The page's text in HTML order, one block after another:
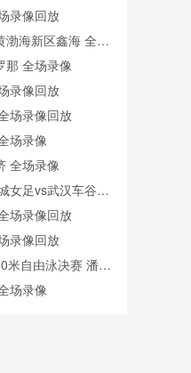
录像回放
渤海新区鑫海 全场
那 全场录像
录像回放
场录像回放
场录像
全场录像
女足vs武汉车谷江
场录像回放
录像回放
米自由泳决赛 潘展
场录像